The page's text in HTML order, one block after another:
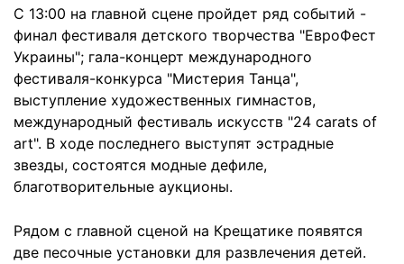
С 13:00 на главной сцене пройдет ряд событий -
финал фестиваля детского творчества "ЕвроФест
Украины"; гала-концерт международного
фестиваля-конкурса "Мистерия Танца",
выступление художественных гимнастов,
международный фестиваль искусств "24 carats of
art". В ходе последнего выступят эстрадные
звезды, состоятся модные дефиле,
благотворительные аукционы.
Рядом с главной сценой на Крещатике появятся
две песочные установки для развлечения детей.